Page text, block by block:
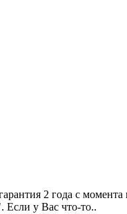
2 года с
Если у Вас что-то..